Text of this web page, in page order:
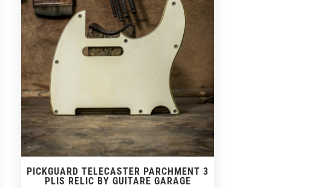
PICKGUARD TELECASTER PARCHMENT 3
PLIS RELIC BY GUITARE GARAGE